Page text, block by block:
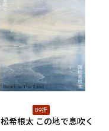
89折
希根太 この地で息吹く